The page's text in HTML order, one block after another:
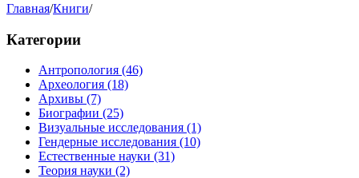
Главная/Книги/
Категории
Антропология (46)
Археология (18)
Архивы (7)
Биографии (25)
Визуальные исследования (1)
Гендерные исследования (10)
Естественные науки (31)
Теория науки (2)